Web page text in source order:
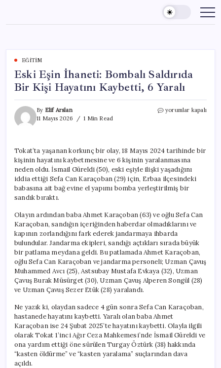
content
EĞITIM
Eski Eşin İhaneti: Bombalı Saldırıda
Bir Kişi Hayatını Kaybetti, 6 Yaralı
By Elif Arslan
11 Mayıs 2026
1 Min Read
Eski
Bir
Kişi
Hayatını
Kaybetti,
6
Yaralı
yorumlar kapalı
Tokat’ta yaşanan korkunç bir olay, 18 Mayıs 2024 tarihinde bir
kişinin hayatını kaybetmesine ve 6 kişinin yaralanmasına
neden oldu. İsmail Güreldi (50), eski eşiyle ilişki yaşadığını
iddia ettiği Sefa Can Karaçoban (29) için, Erbaa ilçesindeki
babasına ait bağ evine el yapımı bomba yerleştirilmiş bir
sandık bıraktı.
Olayın ardından baba Ahmet Karaçoban (63) ve oğlu Sefa Can
Karaçoban, sandığın içeriğinden haberdar olmadıklarını ve
kapının zorlandığını fark ederek jandarmaya ihbarda
bulundular. Jandarma ekipleri, sandığı açtıkları sırada büyük
bir patlama meydana geldi. Bu patlamada Ahmet Karaçoban,
oğlu Sefa Can Karaçoban ve jandarma personeli; Uzman Çavuş
Muhammed Avcı (25), Astsubay Mustafa Evkaya (32), Uzman
Çavuş Burak Müsürget (30), Uzman Çavuş Alperen Songül (28)
ve Uzman Çavuş Sezer Etük (28) yaralandı.
Ne yazık ki, olaydan sadece 4 gün sonra Sefa Can Karaçoban,
hastanede hayatını kaybetti. Yaralı olan baba Ahmet
Karaçoban ise 24 Şubat 2025’te hayatını kaybetti. Olayla ilgili
olarak Tokat 1’inci Ağır Ceza Mahkemesi’nde İsmail Güreldi ve
ona yardım ettiği öne sürülen Turgay Öztürk (38) hakkında
“kasten öldürme” ve “kasten yaralama” suçlarından dava
açıldı.